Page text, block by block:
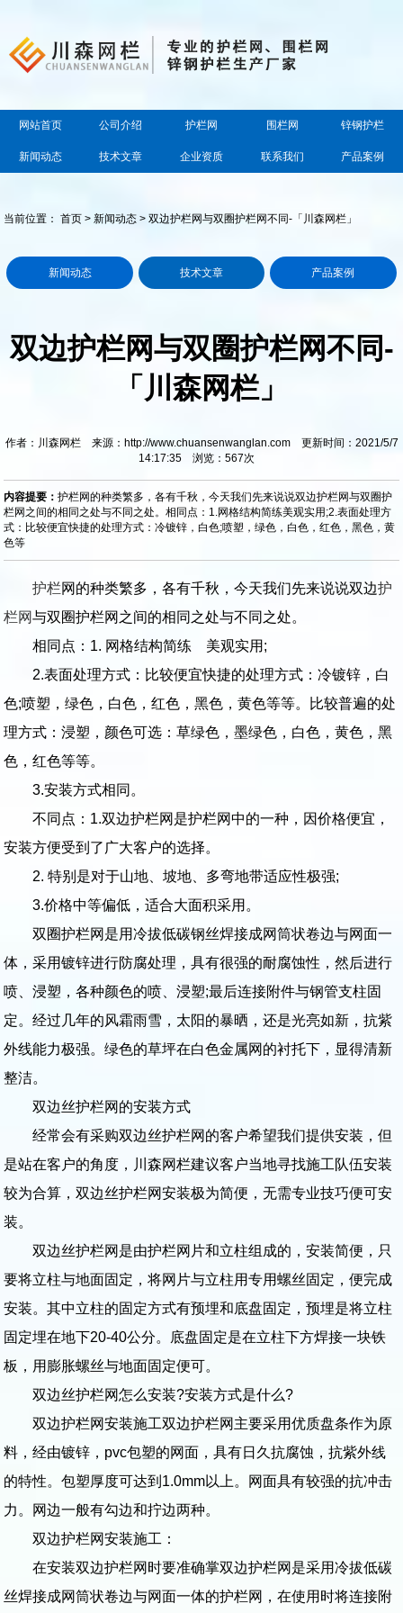
网站首页 公司介绍 护栏网 围栏网 锌钢护栏
新闻动态 技术文章 企业资质 联系我们 产品案例
当前位置：首页 >新闻动态 > 双边护栏网与双圈护栏网不同-「川森网栏」
新闻动态 技术文章 产品案例
双边护栏网与双圈护栏网不同-
「川森网栏」
作者：川森网栏 来源：http://www.chuansenwanglan.com 更新时间：2021/5/7
14:17:35 浏览： 567次
内容提要：护栏网的种类繁多，各有千秋，今天我们先来说说双边护栏网与双圈护
栏网之间的相同之处与不同之处。相同点：1.网格结构简练美观实用;2.表面处理方
式：比较便宜快捷的处理方式：冷镀锌，白色;喷塑，绿色，白色，红色，黑色，黄
色等
护栏网的种类繁多，各有千秋，今天我们先来说说双边护
栏网与双圈护栏网之间的相同之处与不同之处。
相同点：1. 网格结构简练 美观实用;
2.表面处理方式：比较便宜快捷的处理方式：冷镀锌，白
色;喷塑，绿色，白色，红色，黑色，黄色等等。比较普遍的处
理方式：浸塑，颜色可选：草绿色，墨绿色，白色，黄色，黑
色，红色等等。
3.安装方式相同。
不同点：1.双边护栏网是护栏网中的一种，因价格便宜，
安装方便受到了广大客户的选择。
2. 特别是对于山地、坡地、多弯地带适应性极强;
3.价格中等偏低，适合大面积采用。
双圈护栏网是用冷拔低碳钢丝焊接成网筒状卷边与网面一
体，采用镀锌进行防腐处理，具有很强的耐腐蚀性，然后进行
喷、浸塑，各种颜色的喷、浸塑;最后连接附件与钢管支柱固
定。经过几年的风霜雨雪，太阳的暴晒，还是光亮如新，抗紫
外线能力极强。绿色的草坪在白色金属网的衬托下，显得清新
整洁。
双边丝护栏网的安装方式
经常会有采购双边丝护栏网的客户希望我们提供安装，但
是站在客户的角度，川森网栏建议客户当地寻找施工队伍安装
较为合算，双边丝护栏网安装极为简便，无需专业技巧便可安
装。
双边丝护栏网是由护栏网片和立柱组成的，安装简便，只
要将立柱与地面固定，将网片与立柱用专用螺丝固定，便完成
安装。其中立柱的固定方式有预埋和底盘固定，预埋是将立柱
固定埋在地下20-40公分。底盘固定是在立柱下方焊接一块铁
板，用膨胀螺丝与地面固定便可。
双边丝护栏网怎么安装?安装方式是什么?
双边护栏网安装施工双边护栏网主要采用优质盘条作为原
料，经由镀锌，pvc包塑的网面，具有日久抗腐蚀，抗紫外线
的特性。包塑厚度可达到1.0mm以上。网面具有较强的抗冲击
力。网边一般有勾边和拧边两种。
双边护栏网安装施工：
在安装双边护栏网时要准确掌双边护栏网是采用冷拔低碳
丝焊接成网筒状卷边与网面一体的护栏网，在使用时将连接附